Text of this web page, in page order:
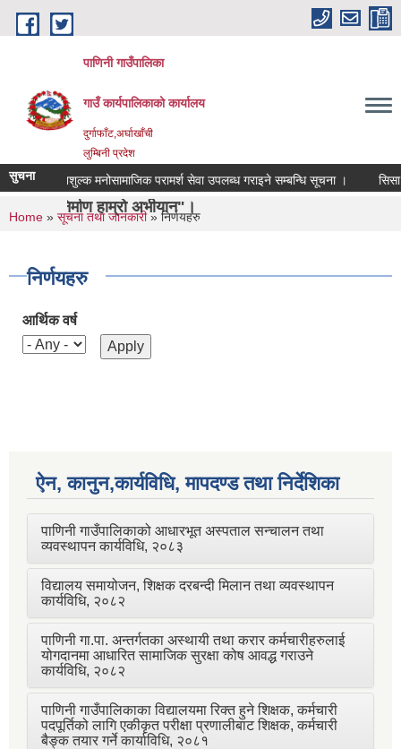
Skip to main content
पाणिनी गाउँपालिका
गाउँ कार्यपालिकाको कार्यालय
दुर्गाफाँट,अर्घाखाँची
लुम्बिनी प्रदेश
हाम्रो अभीयान"।
सुचनानिशुल्क मनोसामाजिक परामर्श सेवा उपलब्ध गराइने सम्बन्धि सूचना । सिसा,
You are here
Home » सूचना तथा जानकारी» निर्णयहरु
निर्णयहरु
आर्थिक वर्ष
ऐन, कानुन,कार्यविधि, मापदण्ड तथा निर्देशिका
पाणिनी गाउँपालिकाको आधारभूत अस्पताल सन्चालन तथा
व्यवस्थापन कार्यविधि, २०८३
विद्यालय समायोजन, शिक्षक दरबन्दी मिलान तथा व्यवस्थापन
कार्यविधि, २०८२
पाणिनी गा.पा. अन्तर्गतका अस्थायी तथा करार कर्मचारीहरुलाई
योगदानमा आधारित सामाजिक सुरक्षा कोष आवद्ध गराउने
कार्यविधि, २०८२
पाणिनी गाउँपालिकाका विद्यालयमा रिक्त हुने शिक्षक, कर्मचारी
पदपूर्तिको लागि एकीकृत परीक्षा प्रणालीबाट शिक्षक, कर्मचारी
बैङ्क तयार गर्ने कार्याविधि, २०८१